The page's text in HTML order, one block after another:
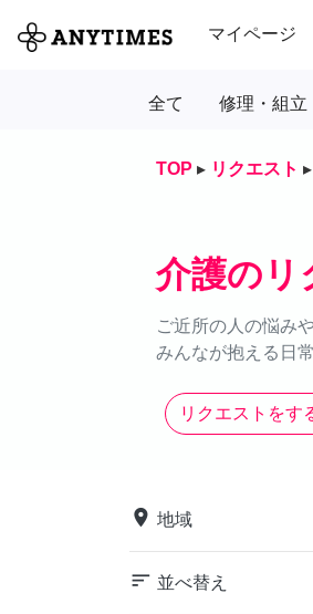
マイページ
全て 修理・組立
TOP ▸ リクエスト ▸
介護のリ
ご近所の人の悩み
みんなが抱える日
リクエストをす
place 地域
sort 並べ替え